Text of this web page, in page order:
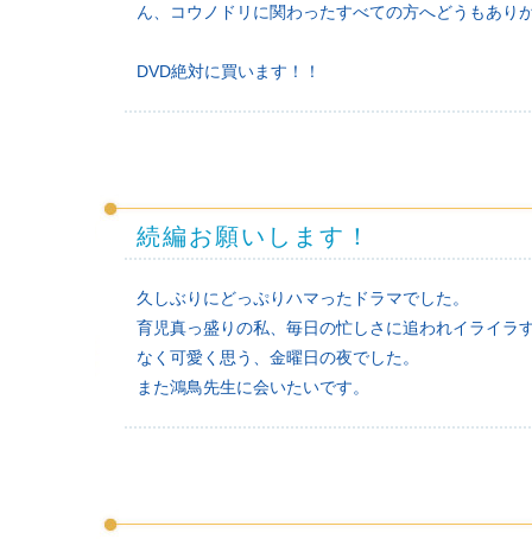
ん、コウノドリに関わったすべての方へどうもあり
DVD絶対に買います！！
続編お願いします！
久しぶりにどっぷりハマったドラマでした。
育児真っ盛りの私、毎日の忙しさに追われイライ
なく可愛く思う、金曜日の夜でした。
また鴻鳥先生に会いたいです。